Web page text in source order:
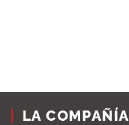
LA COMPAÑÍA